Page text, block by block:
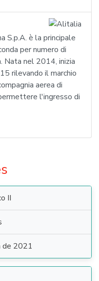
S.p.A. è la principale
per numero di
Nata nel 2014, inizia
rilevando il marchio
aerea di
l'ingresso di
II
de 2021